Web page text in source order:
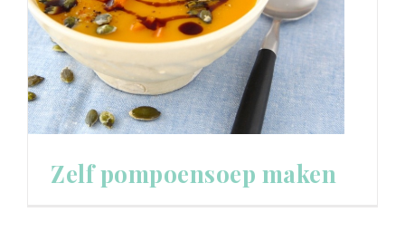
Zelf pompoensoep maken